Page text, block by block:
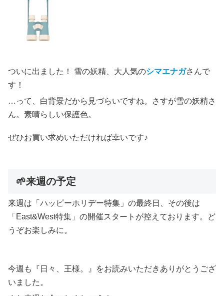
ついに出ました！ 雪の妖精、大人気のシマエナガさんで
す！
…って、白背景だから見づらいですね。さすが雪の妖精さ
ん。素晴らしい保護色。
ぜひお買い求めいただければ幸いです♪
🌱来週の予定
来週は「ハッピーホリデー特集」の最終日、その後は
「East&West特集」の開催スタートが控えております。ど
うぞお楽しみに。
今週も『日々、王様。』をお読みいただきありがとうござ
いました。